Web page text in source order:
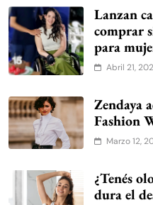
Lanzan
comprar
para
Abril 21,
Zendaya
Fashion
Marzo 12,
¿Tenés
dura el